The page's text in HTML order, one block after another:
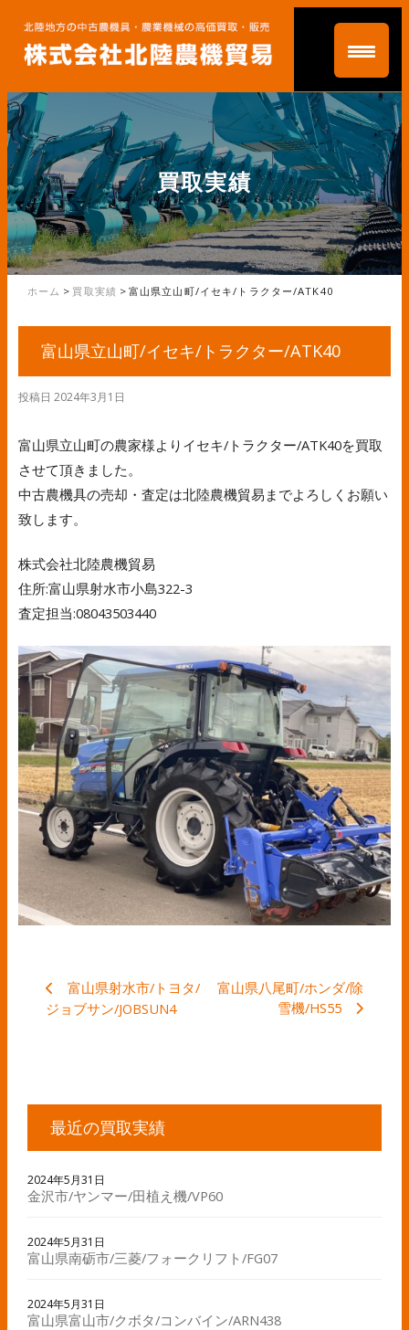
買取実績
ホーム > 買取実績 > 富山県立山町/イセキ/トラクター/ATK40
富山県立山町/イセキ/トラクター/ATK40
投稿日 2024年3月1日
富山県立山町の農家様よりイセキ/トラクター/ATK40を買取
させて頂きました。
中古農機具の売却・査定は北陸農機貿易までよろしくお願い
致します。
株式会社北陸農機貿易
住所:富山県射水市小島322-3
査定担当:08043503440
富山県射水市/トヨタ/
ジョブサン/JOBSUN4
富山県八尾町/ホンダ/除
雪機/HS55
最近の買取実績
2024年5月31日
金沢市/ヤンマー/田植え機/VP60
2024年5月31日
富山県南砺市/三菱/フォークリフト/FG07
2024年5月31日
富山県富山市/クボタ/コンバイン/ARN438